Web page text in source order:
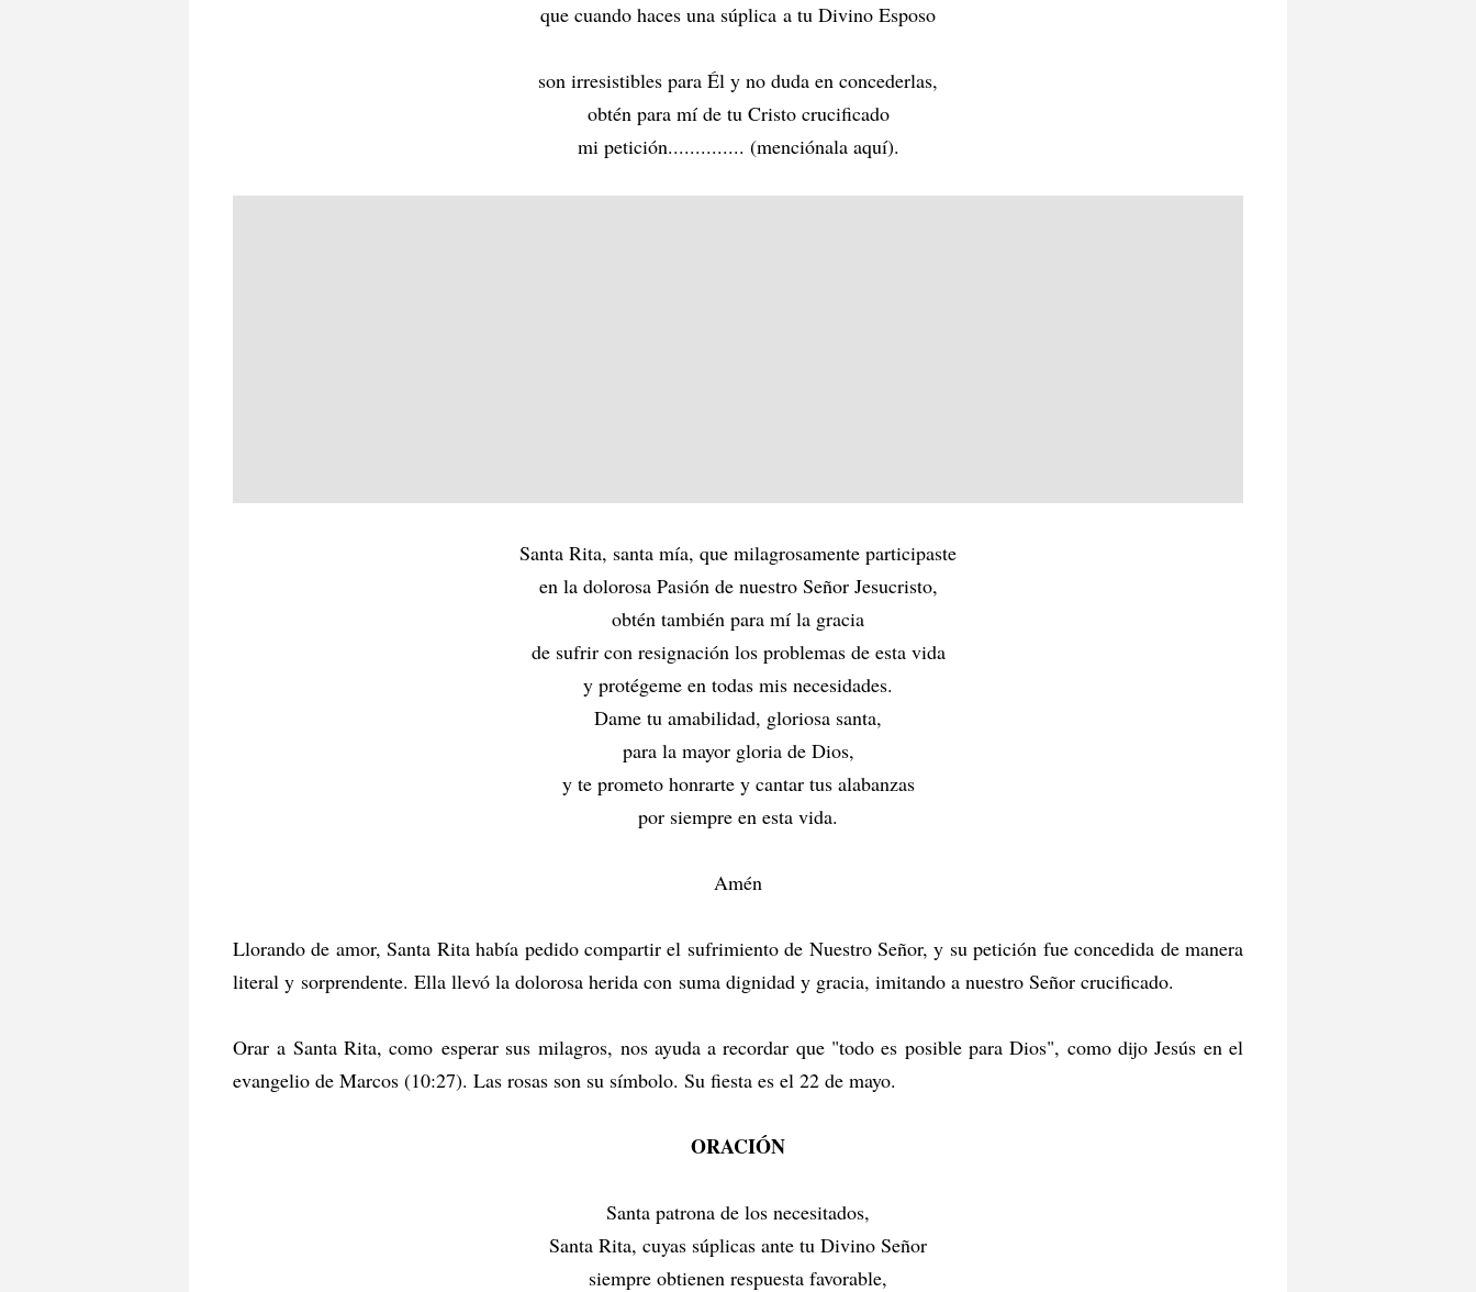
que cuando haces una súplica a tu Divino Esposo
son irresistibles para Él y no duda en concederlas,
obtén para mí de tu Cristo crucificado
mi petición.............. (menciónala aquí).
Santa Rita, santa mía, que milagrosamente participaste
en la dolorosa Pasión de nuestro Señor Jesucristo,
obtén también para mí la gracia
de sufrir con resignación los problemas de esta vida
y protégeme en todas mis necesidades.
Dame tu amabilidad, gloriosa santa,
para la mayor gloria de Dios,
y te prometo honrarte y cantar tus alabanzas
por siempre en esta vida.
Amén
Llorando de amor, Santa Rita había pedido compartir el sufrimiento de Nuestro Señor, y su petición fue concedida de manera
literal y sorprendente. Ella llevó la dolorosa herida con suma dignidad y gracia, imitando a nuestro Señor crucificado.
Orar a Santa Rita, como esperar sus milagros, nos ayuda a recordar que "todo es posible para Dios", como dijo Jesús en el
evangelio de Marcos (10:27). Las rosas son su símbolo. Su fiesta es el 22 de mayo.
ORACIÓN
Santa patrona de los necesitados,
Santa Rita, cuyas súplicas ante tu Divino Señor
siempre obtienen respuesta favorable,